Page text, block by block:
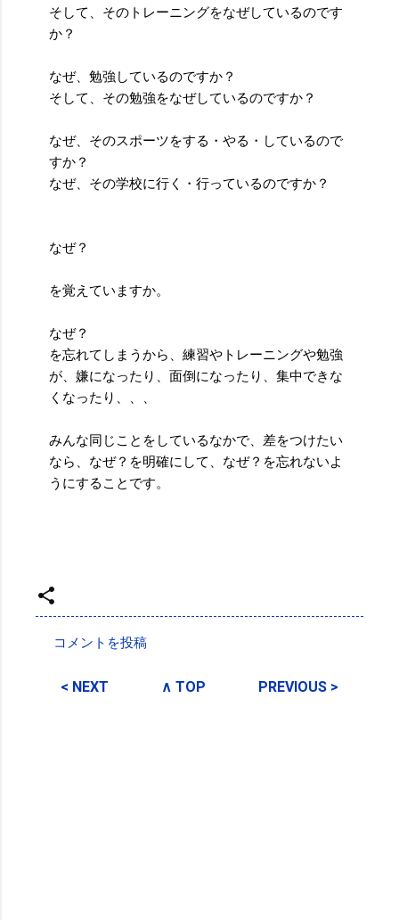
そして、そのトレーニングをなぜしているのです
か？
なぜ、勉強しているのですか？
そして、その勉強をなぜしているのですか？
なぜ、そのスポーツをする・やる・しているので
すか？
なぜ、その学校に行く・行っているのですか？
なぜ？
を覚えていますか。
なぜ？
を忘れてしまうから、練習やトレーニングや勉強
が、嫌になったり、面倒になったり、集中できな
くなったり、、、
みんな同じことをしているなかで、差をつけたい
なら、なぜ？を明確にして、なぜ？を忘れないよ
うにすることです。
メ
コメントを投稿
< NEXT ∧ TOP PREVIOUS >